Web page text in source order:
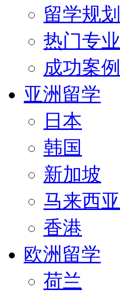
留学规划
热门专业
成功案例
亚洲留学
日本
韩国
新加坡
马来西亚
香港
欧洲留学
荷兰